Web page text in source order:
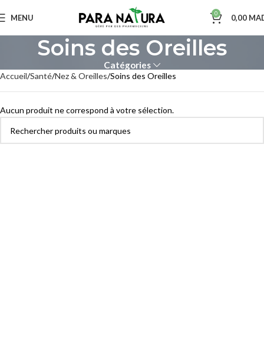
MENU 0 0,00
Soins des Oreilles
Catégories
Accueil Santé Nez & Oreilles Soins des Oreilles
Aucun produit ne correspond à votre sélection.